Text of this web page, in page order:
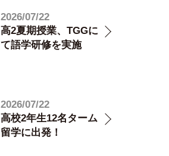
2026/07/22
高2夏期授業、TGGに
て語学研修を実施
2026/07/22
高校2年生12名ターム
留学に出発！